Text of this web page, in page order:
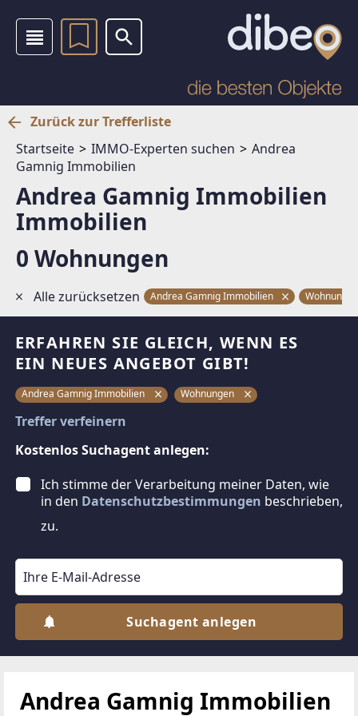
Zurück zur Trefferliste
Startseite
IMMO-Experten suchen
Andrea
Gamnig Immobilien
Andrea Gamnig Immobilien
Immobilien
0 Wohnungen
Alle zurücksetzen Andrea Gamnig Immobilien
ERFAHREN SIE GLEICH, WENN ES
EIN NEUES ANGEBOT GIBT!
Andrea Gamnig Immobilien Wohnungen
Treffer verfeinern
Kostenlos Suchagent anlegen:
Ich stimme der Verarbeitung meiner Daten, wie
in den Datenschutzbestimmungen beschrieben,
zu.
Suchagent anlegen
Andrea Gamnig Immobilien